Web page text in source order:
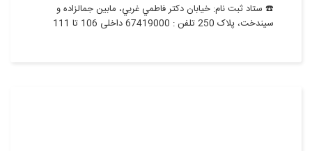
☎️ ستاد ثبت نام: خيابان دكتر فاطمي غربي، مابين جمالزاده و
سيندخت، پلاک 250 تلفن : 67419000 داخلی 106 تا 111